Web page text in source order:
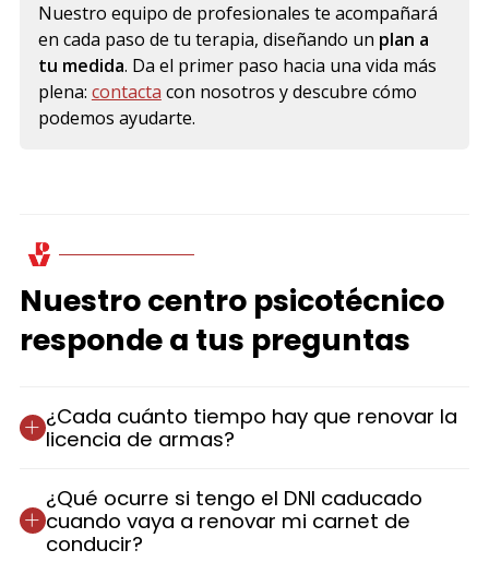
Nuestro equipo de profesionales te acompañará
en cada paso de tu terapia, diseñando un plan a
tu medida. Da el primer paso hacia una vida más
plena: contacta con nosotros y descubre cómo
podemos ayudarte.
Nuestro centro psicotécnico
responde a tus preguntas
¿Cada cuánto tiempo hay que renovar la
licencia de armas?
¿Qué ocurre si tengo el DNI caducado
cuando vaya a renovar mi carnet de
conducir?